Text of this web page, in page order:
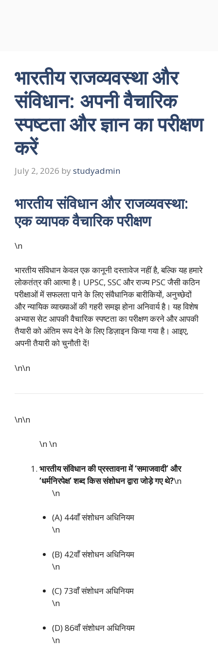
भारतीय राजव्यवस्था और
संविधान: अपनी वैचारिक
स्पष्टता और ज्ञान का परीक्षण
करें
July 2, 2026 by studyadmin
भारतीय संविधान और राजव्यवस्था:
एक व्यापक वैचारिक परीक्षण
\n
भारतीय संविधान केवल एक कानूनी दस्तावेज नहीं है, बल्कि यह हमारे
लोकतंत्र की आत्मा है। UPSC, SSC और राज्य PSC जैसी कठिन
परीक्षाओं में सफलता पाने के लिए संवैधानिक बारीकियों, अनुच्छेदों
और न्यायिक व्याख्याओं की गहरी समझ होना अनिवार्य है। यह विशेष
अभ्यास सेट आपकी वैचारिक स्पष्टता का परीक्षण करने और आपकी
तैयारी को अंतिम रूप देने के लिए डिज़ाइन किया गया है। आइए,
अपनी तैयारी को चुनौती दें!
\n\n
\n\n
\n\n
भारतीय संविधान की प्रस्तावना में ‘समाजवादी’ और
‘धर्मनिरपेक्ष’ शब्द किस संशोधन द्वारा जोड़े गए थे?\n
\n
(A) 44वाँ संशोधन अधिनियम
\n
(B) 42वाँ संशोधन अधिनियम
\n
(C) 73वाँ संशोधन अधिनियम
\n
(D) 86वाँ संशोधन अधिनियम
\n